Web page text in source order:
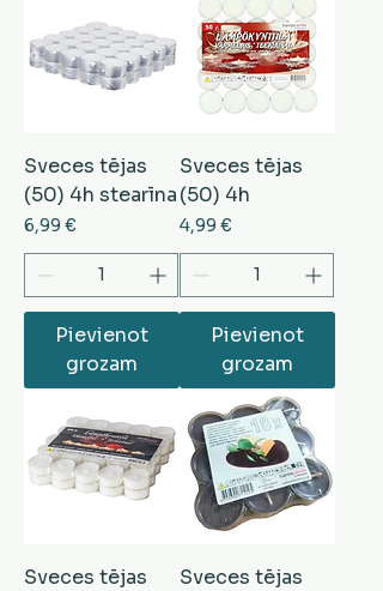
Sveces tējas
(50) 4h stearīna
Cena
6,99 €
Pievienot
grozam
Sveces tējas
(50) 4h
Cena
4,99 €
Pievienot
grozam
Sveces tējas
Sveces tējas